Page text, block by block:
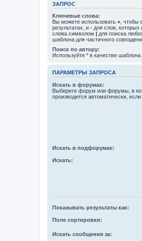
ЗАПРОС
Ключевые слова:
Вы можете использовать + ,
результатах, и - для слов, которых
слова символом | для поиска
шаблона для частичного
Поиск по автору:
Используйте * в качестве шаблона.
ПАРАМЕТРЫ ЗАПРОСА
Искать в форумах:
Выберите форум или форумы, в
производится автоматически,
Искать в подфорумах:
Искать:
Показывать результаты как:
Поле сортировки:
Искать сообщения за: